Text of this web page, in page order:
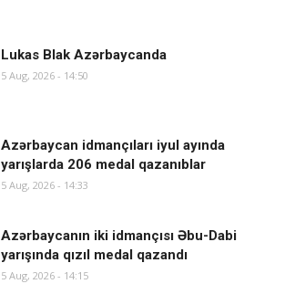
Lukas Blak Azərbaycanda
5 Aug, 2026 - 14:50
Azərbaycan idmançıları iyul ayında
yarışlarda 206 medal qazanıblar
5 Aug, 2026 - 14:33
Azərbaycanın iki idmançısı Əbu-Dabi
yarışında qızıl medal qazandı
5 Aug, 2026 - 14:15